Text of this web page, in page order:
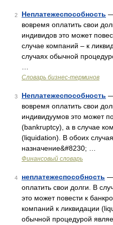
2 Неплатежеспособность
вовремя оплатить свои
индивидов это может
случае компаний – к
случаях обычной
Словарь бизнес-терминов
3 Неплатежеспособность
вовремя оплатить свои
индивидуумов это может
(bankruptcy), а в случае
(liquidation). В обоих
назначение&#8230; …
Финансовый словарь
4 неплатежеспособность —
оплатить свои долги. В
это может повести к
компаний к ликвидации
обычной процедурой